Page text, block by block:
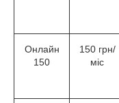
Онлайн
150
150 грн/
міс